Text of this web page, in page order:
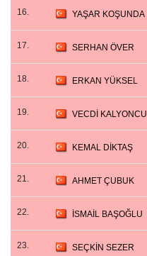
16. YAŞAR KOŞUNDA
17. SERHAN ÖVER
18. ERKAN YÜKSEL
19. VECDİ KALYONCU
20. KEMAL DİKTAŞ
21. AHMET ÇUBUK
22. İSMAİL BAŞOĞLU
23. SEÇKİN SEZER